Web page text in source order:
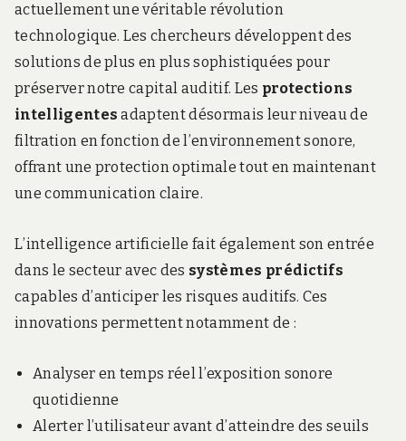
actuellement une véritable révolution
technologique. Les chercheurs développent des
solutions de plus en plus sophistiquées pour
préserver notre capital auditif. Les protections
intelligentes adaptent désormais leur niveau de
filtration en fonction de l’environnement sonore,
offrant une protection optimale tout en maintenant
une communication claire.
L’intelligence artificielle fait également son entrée
dans le secteur avec des systèmes prédictifs
capables d’anticiper les risques auditifs. Ces
innovations permettent notamment de :
Analyser en temps réel l’exposition sonore
quotidienne
Alerter l’utilisateur avant d’atteindre des seuils